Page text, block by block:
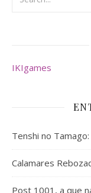
IKIgames
Tenshi no
Calamares
Post 1001, a que